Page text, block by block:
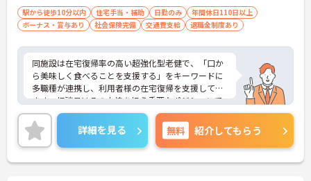
駅から徒歩10分以内 住宅手当・補助 日勤のみ
年間休日110日以上
ボーナス・賞与あり
社会保険完備 交通費支給 退職金制度あり
同施設は在宅復帰率の高い超強化型老健で、「口か
ら美味しく食べることを支援する」をキーワードに
多職種が連携し、利用者様の在宅復帰を支援してい
ます。相談員はその中核を担う重要なポジションで
す。年間休日は114日、さらにリフレッシュ休暇が
年6日付与され、プライベートも充実。豊島区ワー
クライフバランス認定企業であり、産育休・介護休
業の取得実績も豊富です。住宅手当（最大1.5万円）
や家族手当、退職金制度（勤続3年以上）、職員食
詳細を見る 無料 紹介してもらう